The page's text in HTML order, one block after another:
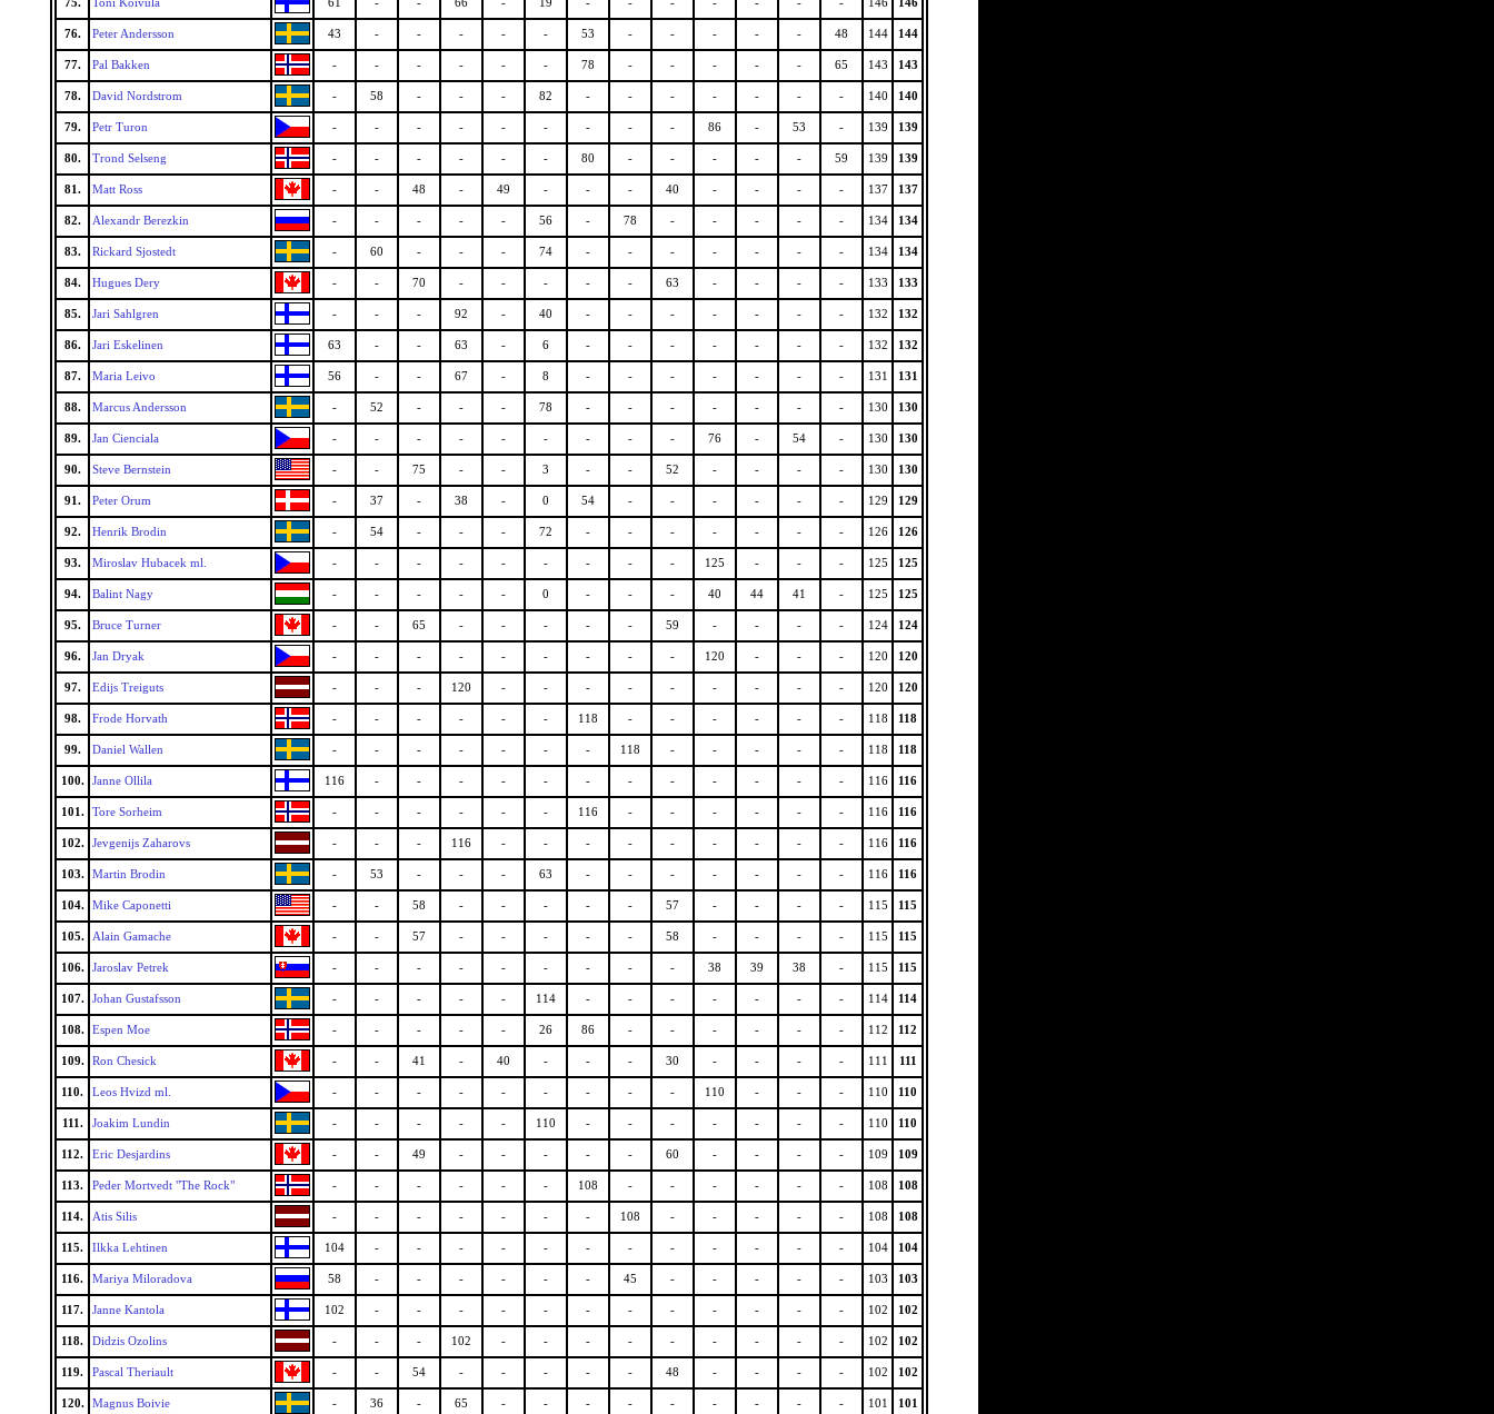
75. Toni Koivula 61 - - 66 - 19 - - - - - - - 146 146
76. Peter Andersson 43 - - - - - 53 - - - - - 48 144 144
77. Pal Bakken - - - - - - 78 - - - - - 65 143 143
78. David Nordstrom - 58 - - - 82 - - - - - - - 140 140
79. Petr Turon - - - - - - - - - 86 - 53 - 139 139
80. Trond Selseng - - - - - - 80 - - - - - 59 139 139
81. Matt Ross - - 48 - 49 - - - 40 - - - - 137 137
82. Alexandr Berezkin - - - - - 56 - 78 - - - - - 134 134
83. Rickard Sjostedt - 60 - - - 74 - - - - - - - 134 134
84. Hugues Dery - - 70 - - - - - 63 - - - - 133 133
85. Jari Sahlgren - - - 92 - 40 - - - - - - - 132 132
86. Jari Eskelinen 63 - - 63 - 6 - - - - - - - 132 132
87. Maria Leivo 56 - - 67 - 8 - - - - - - - 131 131
88. Marcus Andersson - 52 - - - 78 - - - - - - - 130 130
89. Jan Cienciala - - - - - - - - - 76 - 54 - 130 130
90. Steve Bernstein - - 75 - - 3 - - 52 - - - - 130 130
91. Peter Orum - 37 - 38 - 0 54 - - - - - - 129 129
92. Henrik Brodin - 54 - - - 72 - - - - - - - 126 126
93. Miroslav Hubacek ml. - - - - - - - - - 125 - - - 125 125
94. Balint Nagy - - - - - 0 - - - 40 44 41 - 125 125
95. Bruce Turner - - 65 - - - - - 59 - - - - 124 124
96. Jan Dryak - - - - - - - - - 120 - - - 120 120
97. Edijs Treiguts - - - 120 - - - - - - - - - 120 120
98. Frode Horvath - - - - - - 118 - - - - - - 118 118
99. Daniel Wallen - - - - - - - 118 - - - - - 118 118
100. Janne Ollila 116 - - - - - - - - - - - - 116 116
101. Tore Sorheim - - - - - - 116 - - - - - - 116 116
102. Jevgenijs Zaharovs - - - 116 - - - - - - - - - 116 116
103. Martin Brodin - 53 - - - 63 - - - - - - - 116 116
104. Mike Caponetti - - 58 - - - - - 57 - - - - 115 115
105. Alain Gamache - - 57 - - - - - 58 - - - - 115 115
106. Jaroslav Petrek - - - - - - - - - 38 39 38 - 115 115
107. Johan Gustafsson - - - - - 114 - - - - - - - 114 114
108. Espen Moe - - - - - 26 86 - - - - - - 112 112
109. Ron Chesick - - 41 - 40 - - - 30 - - - - 111 111
110. Leos Hvizd ml. - - - - - - - - - 110 - - - 110 110
111. Joakim Lundin - - - - - 110 - - - - - - - 110 110
112. Eric Desjardins - - 49 - - - - - 60 - - - - 109 109
113. Peder Mortvedt "The Rock" - - - - - - 108 - - - - - - 108 108
114. Atis Silis - - - - - - - 108 - - - - - 108 108
115. Ilkka Lehtinen 104 - - - - - - - - - - - - 104 104
116. Mariya Miloradova 58 - - - - - - 45 - - - - - 103 103
117. Janne Kantola 102 - - - - - - - - - - - - 102 102
118. Didzis Ozolins - - - 102 - - - - - - - - - 102 102
119. Pascal Theriault - - 54 - - - - - 48 - - - - 102 102
120. Magnus Boivie - 36 - 65 - - - - - - - - - 101 101